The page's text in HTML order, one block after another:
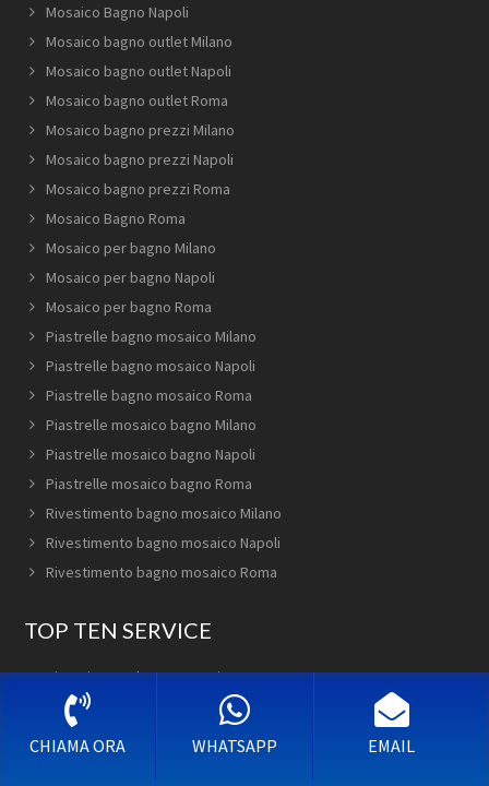
Mosaico Bagno Napoli
Mosaico bagno outlet Milano
Mosaico bagno outlet Napoli
Mosaico bagno outlet Roma
Mosaico bagno prezzi Milano
Mosaico bagno prezzi Napoli
Mosaico bagno prezzi Roma
Mosaico Bagno Roma
Mosaico per bagno Milano
Mosaico per bagno Napoli
Mosaico per bagno Roma
Piastrelle bagno mosaico Milano
Piastrelle bagno mosaico Napoli
Piastrelle bagno mosaico Roma
Piastrelle mosaico bagno Milano
Piastrelle mosaico bagno Napoli
Piastrelle mosaico bagno Roma
Rivestimento bagno mosaico Milano
Rivestimento bagno mosaico Napoli
Rivestimento bagno mosaico Roma
TOP TEN SERVICE
Rivestimento bagno mosaico Trento
Mosaico Bagno Cortona
CHIAMA ORA WHATSAPP EMAIL